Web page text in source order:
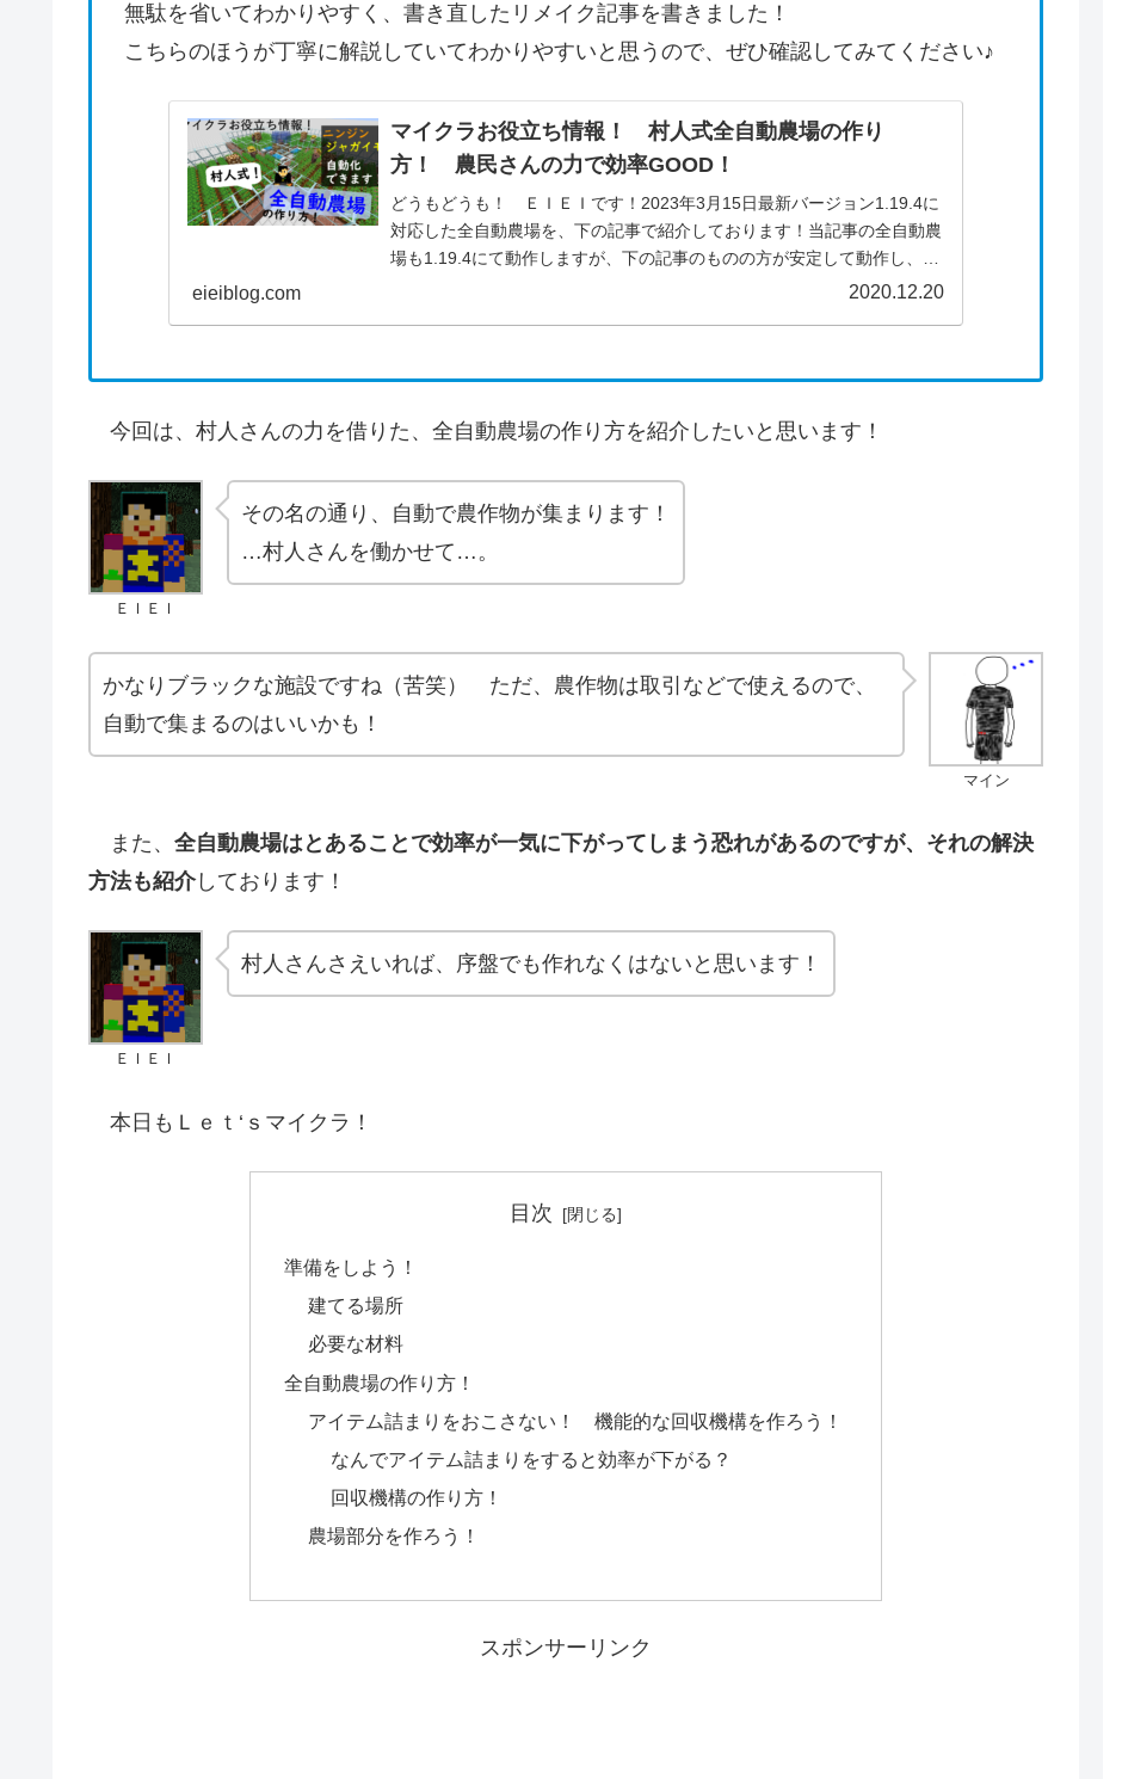
無駄を省いてわかりやすく、書き直したリメイク記事を書きました！
こちらのほうが丁寧に解説していてわかりやすいと思うので、ぜひ確認してみてください♪
マイクラお役立ち情報！ 村人式全自動農場の作り
方！ 農民さんの力で効率GOOD！
どうもどうも！ ＥＩＥＩです！2023年3月15日最新バージョン1.19.4に
対応した全自動農場を、下の記事で紹介しております！当記事の全自動農
場も1.19.4にて動作しますが、下の記事のものの方が安定して動作し、記
eieiblog.com 2020.12.20
今回は、村人さんの力を借りた、全自動農場の作り方を紹介したいと思います！
ＥＩＥＩ
その名の通り、自動で農作物が集まります！
…村人さんを働かせて…。
マイン
かなりブラックな施設ですね（苦笑） ただ、農作物は取引などで使えるので、
自動で集まるのはいいかも！
また、 全自動農場はとあることで効率が一気に下がってしまう恐れがあるのですが、それの解決
方法も紹介しております！
ＥＩＥＩ
村人さんさえいれば、序盤でも作れなくはないと思います！
本日もＬｅｔ‘ｓマイクラ！
目次
準備をしよう！
建てる場所
必要な材料
全自動農場の作り方！
アイテム詰まりをおこさない！ 機能的な回収機構を作ろう！
なんでアイテム詰まりをすると効率が下がる？
回収機構の作り方！
農場部分を作ろう！
スポンサーリンク